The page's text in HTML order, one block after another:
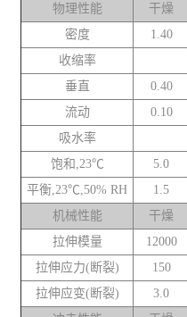
物理性能 干燥
密度
1.40
收缩率
垂直 0.40
流动
0.10
吸水率
饱和,23℃ 5.0
平衡,23℃,50% RH
1.5
机械性能
干燥
拉伸模量
12000
拉伸应力(断裂)
150
拉伸应变(断裂)
3.0